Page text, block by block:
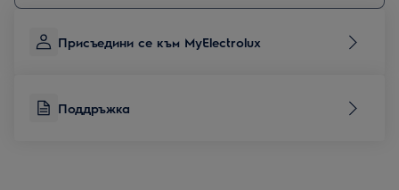
Присъедини се към MyElectrolux
Поддръжка